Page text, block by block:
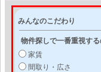
みんなのこだわり
物件探しで一番重視する
家賃
間取り・広さ